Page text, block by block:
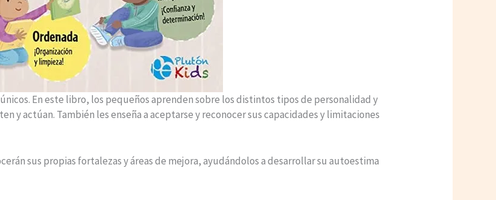
En este libro, los pequeños aprenden sobre los distintos tipos de personalidad y
y actúan. También les enseña a aceptarse y reconocer sus capacidades y limitaciones
sus propias fortalezas y áreas de mejora, ayudándolos a desarrollar su autoestima